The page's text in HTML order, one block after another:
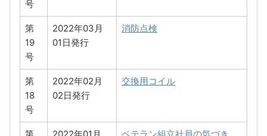
号
第
19
号
2022年03月
01日発行
消防点検
第
18
号
2022年02月
02日発行
交換用コイル